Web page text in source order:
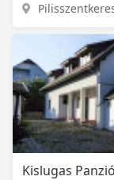
Kislugas